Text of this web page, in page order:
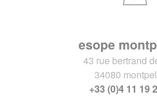
esope
43 rue bertrand
34080
+33 (0)4 11 19